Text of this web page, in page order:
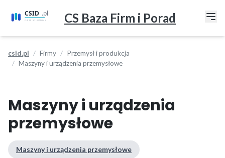
CS Baza Firm i Porad
csid.pl Firmy
Przemysł i produkcja
Maszyny i urządzenia przemysłowe
Maszyny i urządzenia
przemysłowe
Maszyny i urządzenia przemysłowe